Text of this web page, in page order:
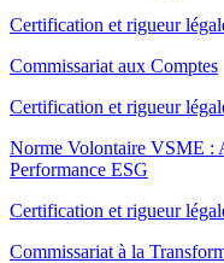
Certification et rigueur
Commissariat aux Comptes
Certification et rigueur
Norme Volontaire VSME :
Performance ESG
Certification et rigueur
Commissariat à la